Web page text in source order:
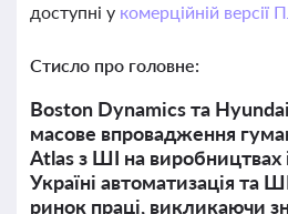
доступні у комерційній
Стисло про головне:
Boston Dynamics та
масове впровадження
Atlas з ШІ на виробництвах
Україні автоматизація та
ринок праці, викликаючи